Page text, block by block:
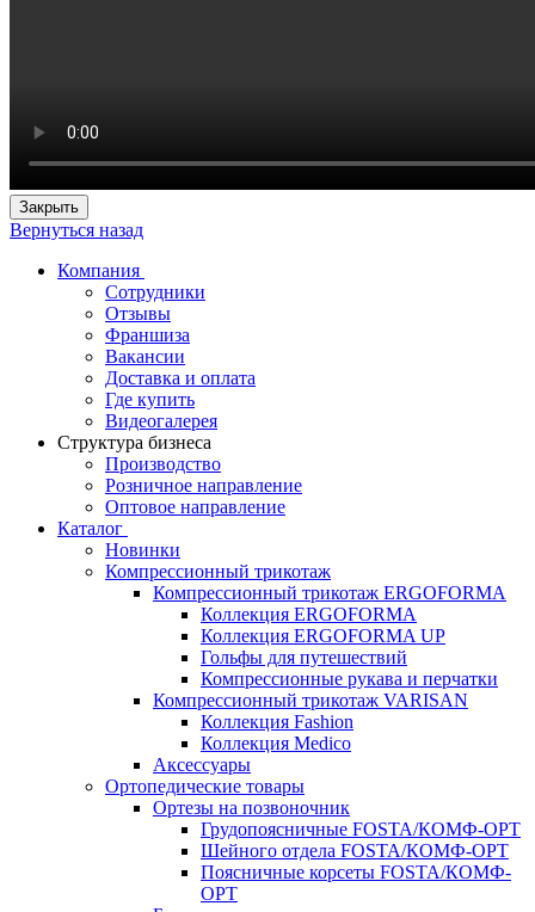
Закрыть
Вернуться назад
Компания
Сотрудники
Отзывы
Франшиза
Вакансии
Доставка и оплата
Где купить
Видеогалерея
Структура бизнеса
Производство
Розничное направление
Оптовое направление
Каталог
Новинки
Компрессионный трикотаж
Компрессионный трикотаж ERGOFORMA
Коллекция ERGOFORMA
Коллекция ERGOFORMA UP
Гольфы для путешествий
Компрессионные рукава и перчатки
Компрессионный трикотаж VARISAN
Коллекция Fashion
Коллекция Medico
Аксессуары
Ортопедические товары
Ортезы на позвоночник
Грудопоясничные FOSTA/КОМФ-ОРТ
Шейного отдела FOSTA/КОМФ-ОРТ
Поясничные корсеты FOSTA/КОМФ-
ОРТ